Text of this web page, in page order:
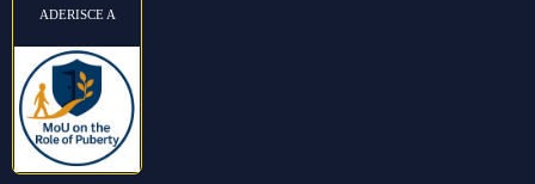
ADERISCE A